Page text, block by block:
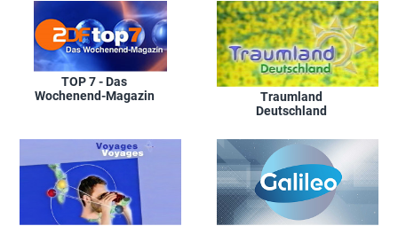
TOP 7 - Das
Wochenend-Magazin
Traumland
Deutschland